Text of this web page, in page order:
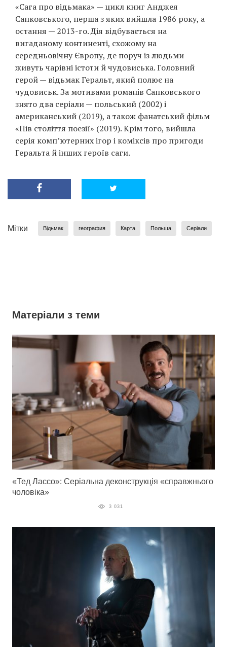
«Сага про відьмака» — цикл книг Анджея
Сапковського, перша з яких вийшла 1986 року, а
остання — 2013-го. Дія відбувається на
вигаданому континенті, схожому на
середньовічну Європу, де поруч із людьми
живуть чарівні істоти й чудовиська. Головний
герой — відьмак Геральт, який полює на
чудовиськ. За мотивами романів Сапковського
знято два серіали — польський (2002) і
американський (2019), а також фанатський фільм
«Пів століття поезії» (2019). Крім того, вийшла
серія комп’ютерних ігор і коміксів про пригоди
Геральта й інших героїв саги.
Мітки Відьмак география Карта Польша Серіали
Матеріали з теми
«Тед Лассо»: Серіальна деконструкція «справжнього
чоловіка»
3 031